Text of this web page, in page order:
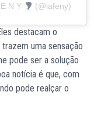
N Y (@iafeny)
destacam o
uma sensação
pode ser a solução
notícia é que, com
pode realçar o